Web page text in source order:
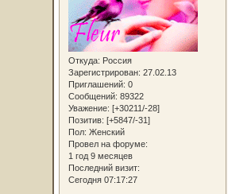
Откуда: Россия
Зарегистрирован: 27.02.13
Приглашений: 0
Сообщений: 89322
Уважение: [+30211/-28]
Позитив: [+5847/-31]
Пол: Женский
Провел на форуме:
1 год 9 месяцев
Последний визит:
Сегодня 07:17:27